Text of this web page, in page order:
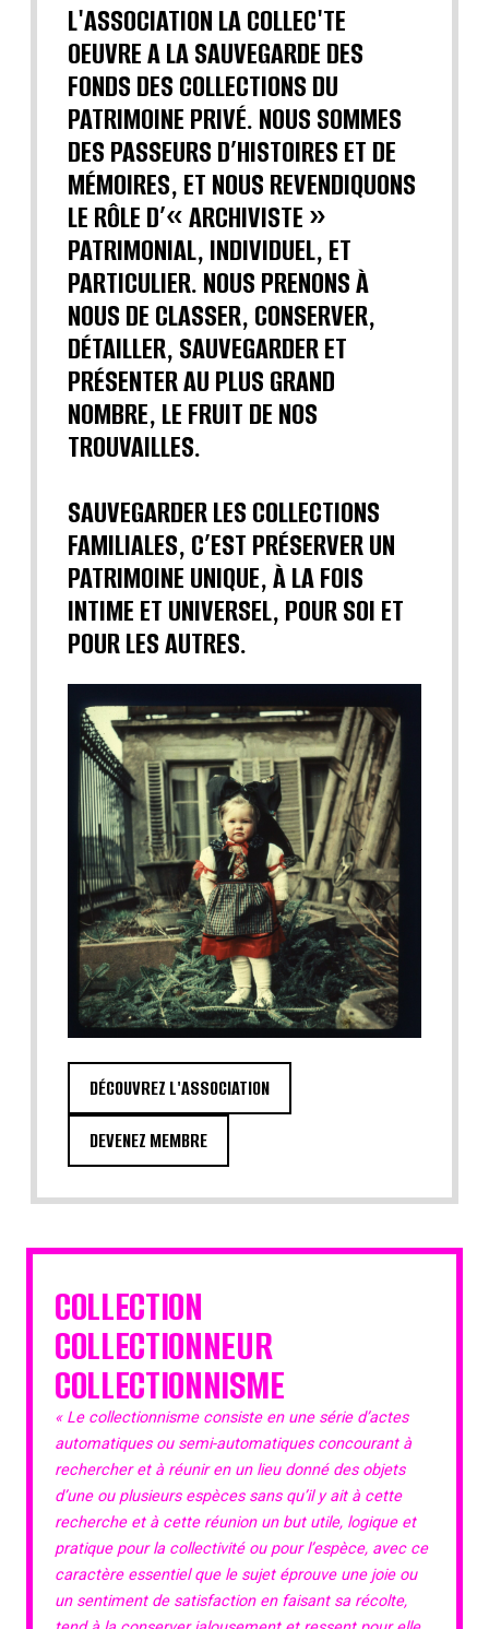
L'ASSOCIATION LA COLLEC'TE
OEUVRE A LA SAUVEGARDE DES
FONDS DES COLLECTIONS DU
PATRIMOINE PRIVÉ. NOUS SOMMES
DES PASSEURS D’HISTOIRES ET DE
MÉMOIRES, ET NOUS REVENDIQUONS
LE RÔLE D’« ARCHIVISTE »
PATRIMONIAL, INDIVIDUEL, ET
PARTICULIER. NOUS PRENONS À
NOUS DE CLASSER, CONSERVER,
DÉTAILLER, SAUVEGARDER ET
PRÉSENTER AU PLUS GRAND
NOMBRE, LE FRUIT DE NOS
TROUVAILLES.
SAUVEGARDER LES COLLECTIONS
FAMILIALES, C’EST PRÉSERVER UN
PATRIMOINE UNIQUE, À LA FOIS
INTIME ET UNIVERSEL, POUR SOI ET
POUR LES AUTRES.
DÉCOUVREZ L'ASSOCIATION
DEVENEZ MEMBRE
COLLECTION
COLLECTIONNEUR
COLLECTIONNISME
« Le collectionnisme consiste en une série d’actes
automatiques ou semi-automatiques concourant à
rechercher et à réunir en un lieu donné des objets
d’une ou plusieurs espèces sans qu’il y ait à cette
recherche et à cette réunion un but utile, logique et
pratique pour la collectivité ou pour l’espèce, avec ce
caractère essentiel que le sujet éprouve une joie ou
un sentiment de satisfaction en faisant sa récolte,